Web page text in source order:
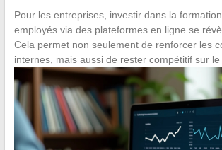
Pour les entreprises, investir dans la
employés via des plateformes en ligne se
Cela permet non seulement de renforcer les
internes, mais aussi de rester compétitif sur le